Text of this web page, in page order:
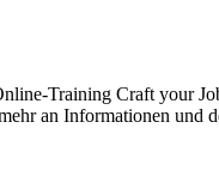
Training Craft your
an Informationen